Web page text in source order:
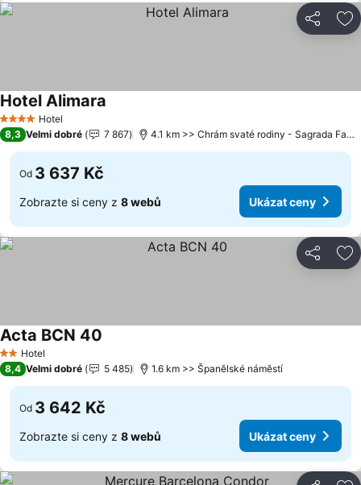
Sdílet
4 Počet hvězdiček
Hotel
Hotel Alimara
8,3 Velmi dobré 7 867 4.1 km >> Chrám svaté rodiny - Sagrada Familia
Od 3 637 Kč
Zobrazte si ceny z 8 webů Ukázat ceny
Sdílet
2 Počet hvězdiček
Hotel
Acta BCN 40
8,4 Velmi dobré 5 485 1.6 km >> Španělské náměstí
Od 3 642 Kč
Zobrazte si ceny z 8 webů Ukázat ceny